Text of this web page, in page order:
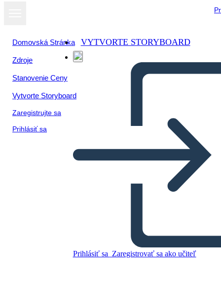
Domovská Stránka
Zdroje
Stanovenie Ceny
Vytvorte Storyboard
Zaregistrujte sa
Prihlásiť sa
VYTVORTE STORYBOARD
Prihlásiť sa Zaregistrovať sa ako učiteľ
Character Map